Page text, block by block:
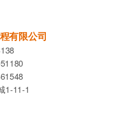
有限公司
1-11-1